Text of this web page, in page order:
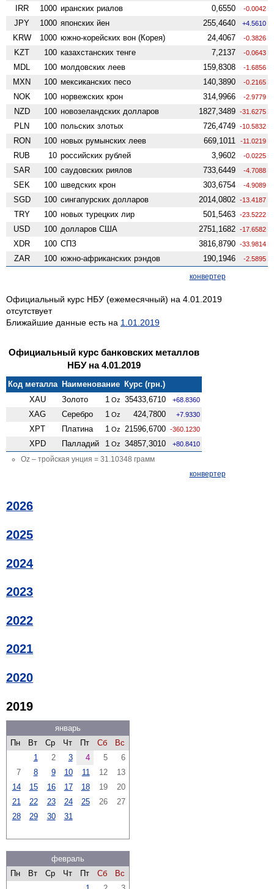
IRR 1000 иранских риалов 0,6550 -0.0042
JPY 1000 японских йен 255,4640 +4.5610
KRW 1000 южно-корейских вон (Корея) 24,4067 -0.3826
KZT 100 казахстанских тенге 7,2137 -0.0643
MDL 100 молдовских леев 159,8308 -1.6856
MXN 100 мексиканских песо 140,3890 -0.2165
NOK 100 норвежских крон 314,9966 -2.9779
NZD 100 ново­зеландских долларов 1827,3489 -31.6275
PLN 100 польских злотых 726,4749 -10.5832
RON 100 новых румынских леев 669,1011 -11.0219
RUB 10 российских рублей 3,9602 -0.0225
SAR 100 саудовских риялов 733,6449 -4.7088
SEK 100 шведских крон 303,6754 -4.9089
SGD 100 сингапурских долларов 2014,0802 -13.4187
TRY 100 новых турецких лир 501,5463 -23.5222
USD 100 долларов США 2751,1682 -17.6582
XDR 100 СПЗ 3816,8790 -33.9814
ZAR 100 южно-африканских рэндов 190,1946 -2.5895
конвертер
Официальный курс НБУ (ежемесячный) на 4.01.2019
отсутствует
Ближайшие данные есть на 1.01.2019
Официальный курс банковских металлов
НБУ на 4.01.2019
Код металла Наименование Курс (грн.)
XAU
Золото 1 Oz 35433,6710 +68.8360
XAG Серебро 1 Oz 424,7800 +7.9330
XPT Платина 1 Oz 21596,6700 -360.1230
XPD Палладий 1 Oz 34857,3010 +80.8410
Oz – тройская унция = 31.10348 грамм
конвертер
2026
2025
2024
2023
2022
2021
2020
2019
январь
Пн
Вт Ср Чт Пт Сб
Вс
1
2 3 4 5
6
7
8 9 10 11 12
13
14
15 16 17 18 19
20
21
22 23 24 25 26
27
28
29 30 31
февраль
Пн
Вт Ср Чт Пт Сб
Вс